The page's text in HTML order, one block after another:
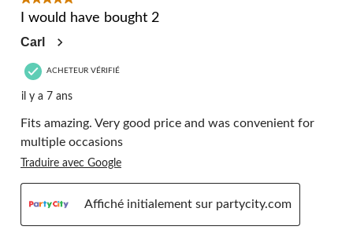
I would have bought 2
Carl
ACHETEUR VÉRIFIÉ
il y a 7 ans
Fits amazing. Very good price and was convenient for
multiple occasions
Traduire avec Google
Affiché initialement sur partycity.com